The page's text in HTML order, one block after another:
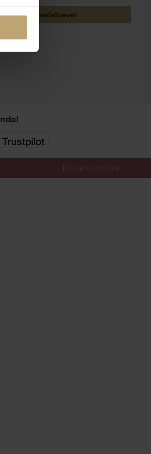
mig nyhedsbrevet
Privatlivspolitik